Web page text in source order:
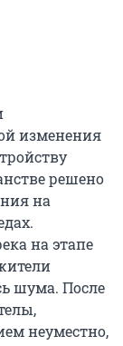
изменения
решено
на
на этапе
шума. После
неуместно,